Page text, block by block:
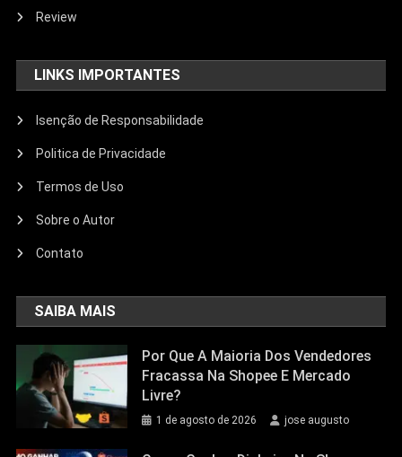
Review
LINKS IMPORTANTES
Isenção de Responsabilidade
Politica de Privacidade
Termos de Uso
Sobre o Autor
Contato
SAIBA MAIS
Por Que A Maioria Dos Vendedores
Fracassa Na Shopee E Mercado
Livre?
1 de agosto de 2026 jose augusto